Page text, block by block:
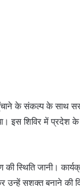
के संकल्प के साथ
इस शिविर में प्रदेश
स्थिति जानी।
उन्हें सशक्त बनाने की